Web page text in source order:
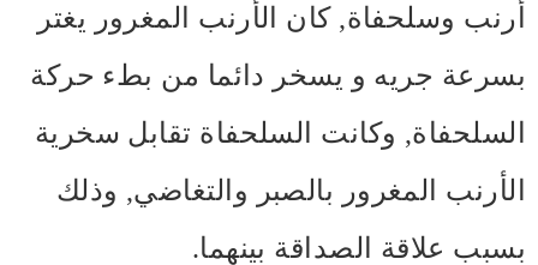
أرنب وسلحفاة, كان الأرنب المغرور يغتر
بسرعة جريه و يسخر دائما من بطء حركة
السلحفاة, وكانت السلحفاة تقابل سخرية
الأرنب المغرور بالصبر والتغاضي, وذلك
بسبب علاقة الصداقة بينهما.